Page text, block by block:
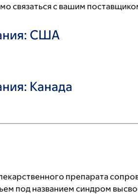
связаться с вашим
США
Канада
препарата
под названием синдром